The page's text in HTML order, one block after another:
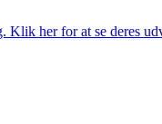
Klik her for at se deres